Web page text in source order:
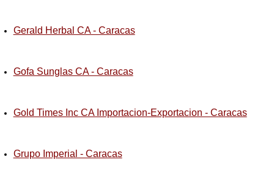
Gerald Herbal CA - Caracas
Gofa Sunglas CA - Caracas
Gold Times Inc CA Importacion-Exportacion - Caracas
Grupo Imperial - Caracas